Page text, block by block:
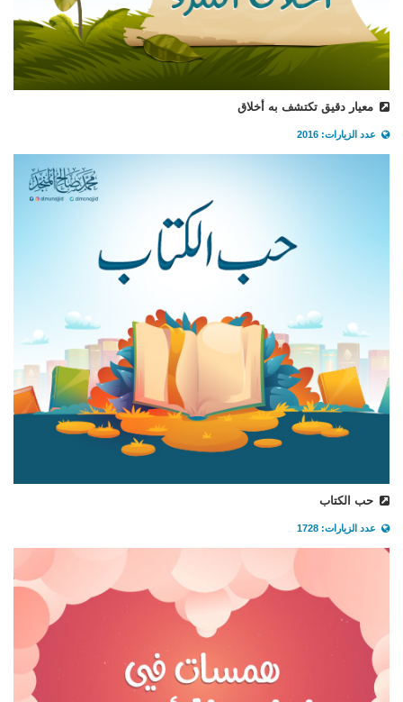
معيار دقيق تكتشف به أخلاق
عدد الزيارات: 2016
حب الكتاب
عدد الزيارات: 1728